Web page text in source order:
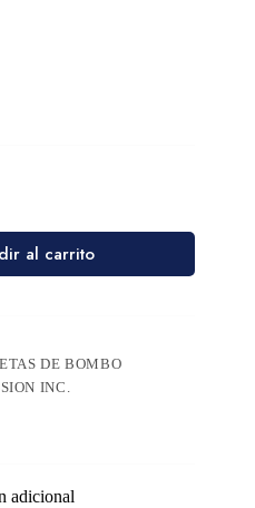
al carrito
DE BOMBO
INC.
adicional